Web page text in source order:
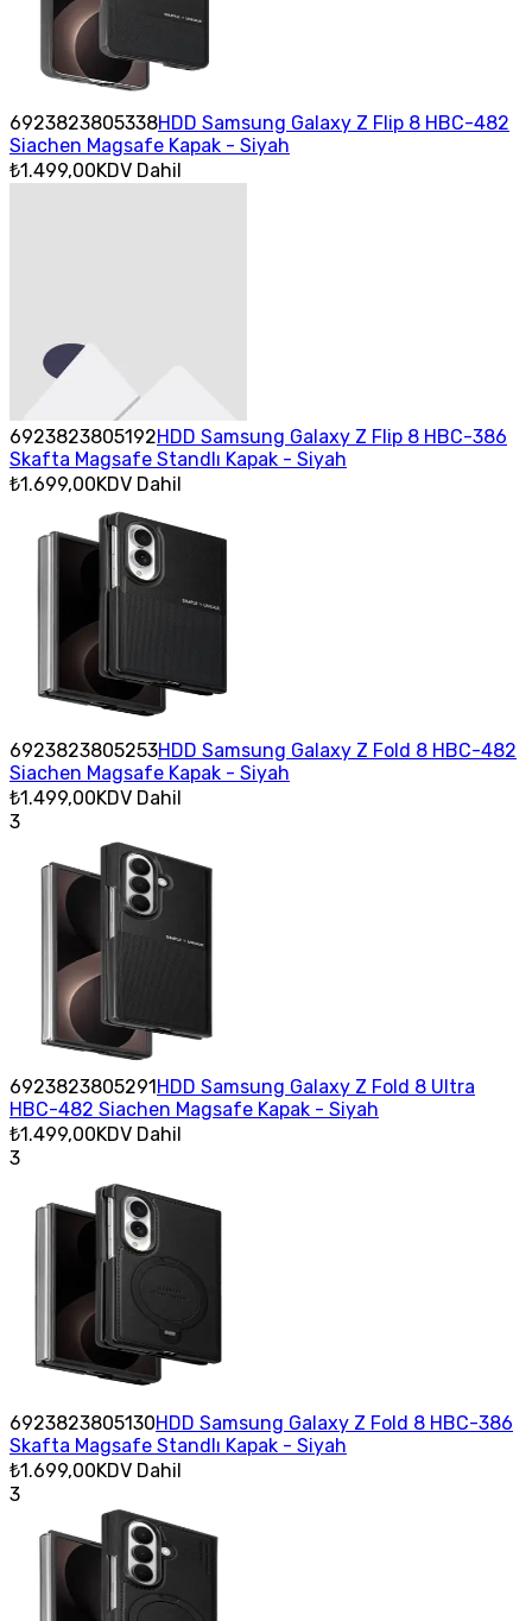
6923823805338HDD Samsung Galaxy Z Flip 8 HBC-482
Siachen Magsafe Kapak - Siyah
₺1.499,00KDV Dahil
6923823805192HDD Samsung Galaxy Z Flip 8 HBC-386
Skafta Magsafe Standlı Kapak - Siyah
₺1.699,00KDV Dahil
6923823805253HDD Samsung Galaxy Z Fold 8 HBC-482
Siachen Magsafe Kapak - Siyah
₺1.499,00KDV Dahil
3
6923823805291HDD Samsung Galaxy Z Fold 8 Ultra
HBC-482 Siachen Magsafe Kapak - Siyah
₺1.499,00KDV Dahil
3
6923823805130HDD Samsung Galaxy Z Fold 8 HBC-386
Skafta Magsafe Standlı Kapak - Siyah
₺1.699,00KDV Dahil
3